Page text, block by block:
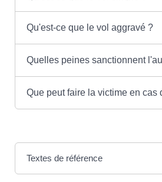
Qu'est-ce que le vol aggravé ?
Quelles peines sanctionnent
Que peut faire la victime en cas
Textes de référence